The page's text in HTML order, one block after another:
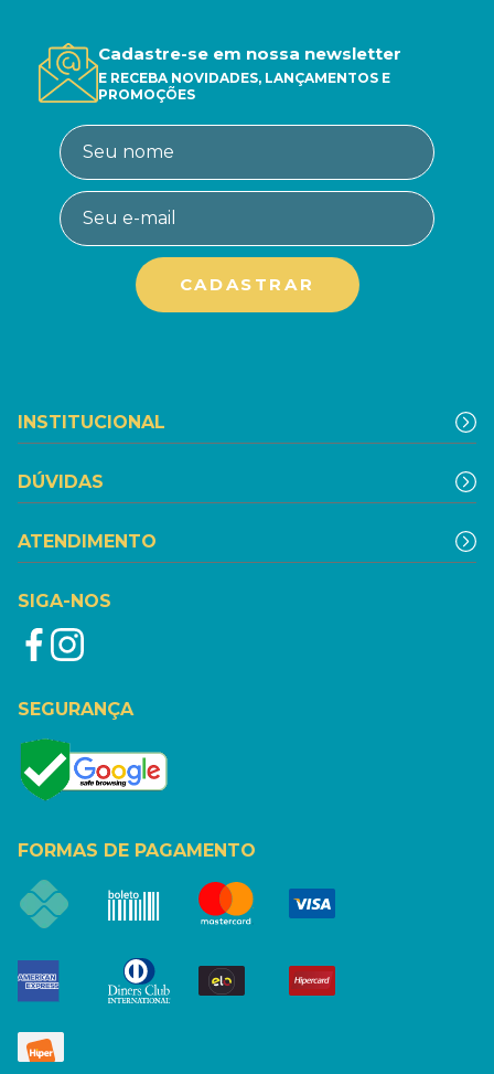
Cadastre-se em nossa newsletter
E RECEBA NOVIDADES, LANÇAMENTOS E
PROMOÇÕES
INSTITUCIONAL
DÚVIDAS
ATENDIMENTO
SIGA-NOS
SEGURANÇA
FORMAS DE PAGAMENTO